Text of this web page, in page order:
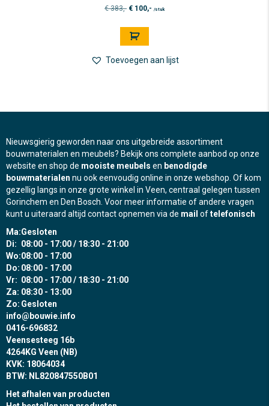
€383,- Oorspronkelijke
was:
€ 383,-.
€ 100,- Huidige
/stuk
Toevoegen aan lijst
Nieuwsgierig geworden naar ons uitgebreide assortiment
bouwmaterialen en meubels? Bekijk ons complete aanbod op onze
website en shop de mooiste meubels en benodigde
bouwmaterialen nu ook eenvoudig online in onze webshop. Of kom
gezellig langs in onze grote winkel in Veen, centraal gelegen tussen
Gorinchem en Den Bosch. Voor meer informatie of andere vragen
kunt u uiteraard altijd contact opnemen via de mail oftelefonisch
Ma:Gesloten
Di: 08:00 - 17:00 / 18:30 - 21:00
Wo:08:00 - 17:00
Do: 08:00 - 17:00
Vr: 08:00 - 17:00 / 18:30 - 21:00
Za: 08:30 - 13:00
Zo: Gesloten
info@bouwie.info
0416-696832
Veensesteeg 16b
4264KG Veen (NB)
KVK: 18064034
BTW: NL820847550B01
Het afhalen van producten